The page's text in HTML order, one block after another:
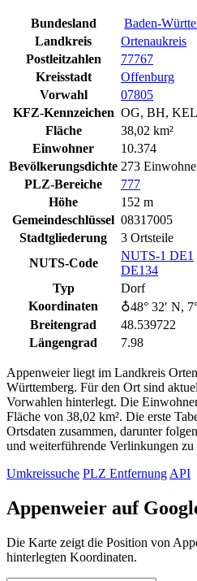
Bundesland
Baden-
Landkreis
Ortenaukreis
Postleitzahlen
77767
Kreisstadt
Offenburg
Vorwahl
07805
KFZ-Kennzeichen OG, BH,
Fläche
38,02 km²
Einwohner
10.374
Bevölkerungsdichte 273
PLZ-Bereiche
777
Höhe
152 m
Gemeindeschlüssel 08317005
Stadtgliederung
3 Ortsteile
NUTS-Code
NUTS‑1 DE1
DE134
Typ
Dorf
Koordinaten
♁48° 32′ N,
Breitengrad
48.539722
Längengrad
7.98
Appenweier liegt im Landkreis
Württemberg. Für den Ort sind
Vorwahlen hinterlegt. Die
Fläche von 38,02 km². Die erste
Ortsdaten zusammen, darunter
und weiterführende Verlinkungen
Umkreissuche PLZ EntfernungAPI
Appenweier auf
Die Karte zeigt die Position von
hinterlegten Koordinaten.